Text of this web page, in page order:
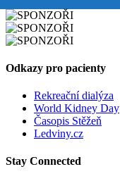
Odkazy pro pacienty
Rekreační dialýza
World Kidney Day
Časopis Stěžeň
Ledviny.cz
Stay Connected